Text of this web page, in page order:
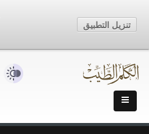
تنزيل التطبيق